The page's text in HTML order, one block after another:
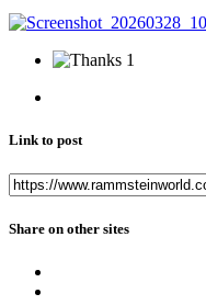
1
Link to post
Share on other sites